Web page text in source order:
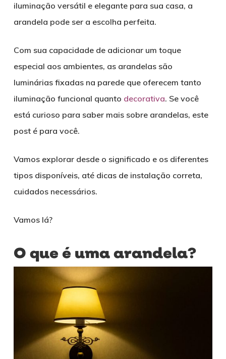
iluminação versátil e elegante para sua casa, a
arandela pode ser a escolha perfeita.
Com sua capacidade de adicionar um toque
especial aos ambientes, as arandelas são
luminárias fixadas na parede que oferecem tanto
iluminação funcional quanto decorativa. Se você
está curioso para saber mais sobre arandelas, este
post é para você.
Vamos explorar desde o significado e os diferentes
tipos disponíveis, até dicas de instalação correta,
cuidados necessários.
Vamos lá?
O que é uma arandela?